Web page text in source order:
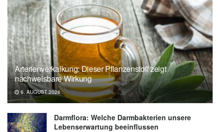
Arterienverkalkung: Dieser Pflanzenstoff zeigt
nachweisbare Wirkung
6. AUGUST 2026
Darmflora: Welche Darmbakterien unsere
Lebenserwartung beeinflussen